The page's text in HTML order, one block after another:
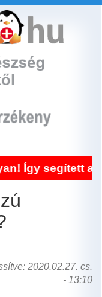
a
2020.02.27. cs.
- 13:10